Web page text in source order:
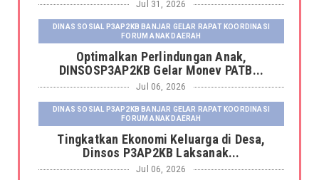
Jul 31, 2026
DINAS SOSIAL P3AP2KB BANJAR GELAR RAPAT KOORDINASI
FORUM ANAK DAERAH
Optimalkan Perlindungan Anak,
DINSOSP3AP2KB Gelar Monev PATB...
Jul 06, 2026
DINAS SOSIAL P3AP2KB BANJAR GELAR RAPAT KOORDINASI
FORUM ANAK DAERAH
Tingkatkan Ekonomi Keluarga di Desa,
Dinsos P3AP2KB Laksanak...
Jul 06, 2026